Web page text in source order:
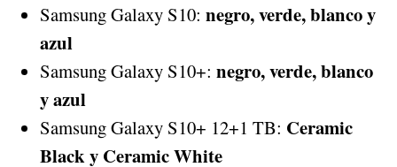
Samsung Galaxy S10: negro, verde, blanco y
azul
Samsung Galaxy S10+: negro, verde, blanco
y azul
Samsung Galaxy S10+ 12+1 TB: Ceramic
Black y Ceramic White